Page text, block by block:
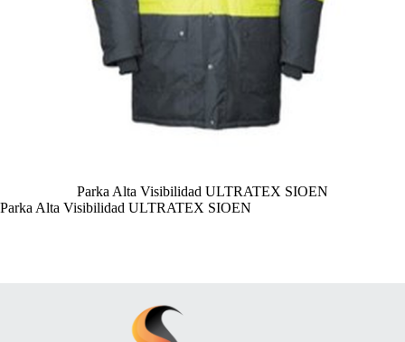
Parka Alta Visibilidad ULTRATEX SIOEN
Parka Alta Visibilidad ULTRATEX SIOEN